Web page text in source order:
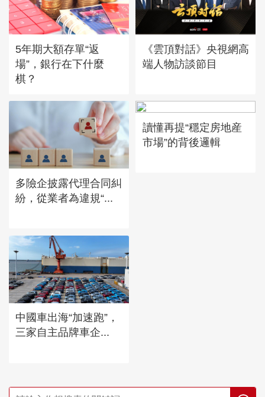
5年期大額存單“返
場”，銀行在下什麼
棋？
《雲頂對話》央視網高
端人物訪談節目
多險企披露代理合同糾
紛，從業者為違規“...
讀懂再提“穩定房地産
市場”的背後邏輯
中國車出海“加速跑”，
三家自主品牌車企...